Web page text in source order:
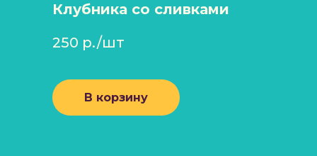
Клубника со сливками
250 р./шт
В корзину